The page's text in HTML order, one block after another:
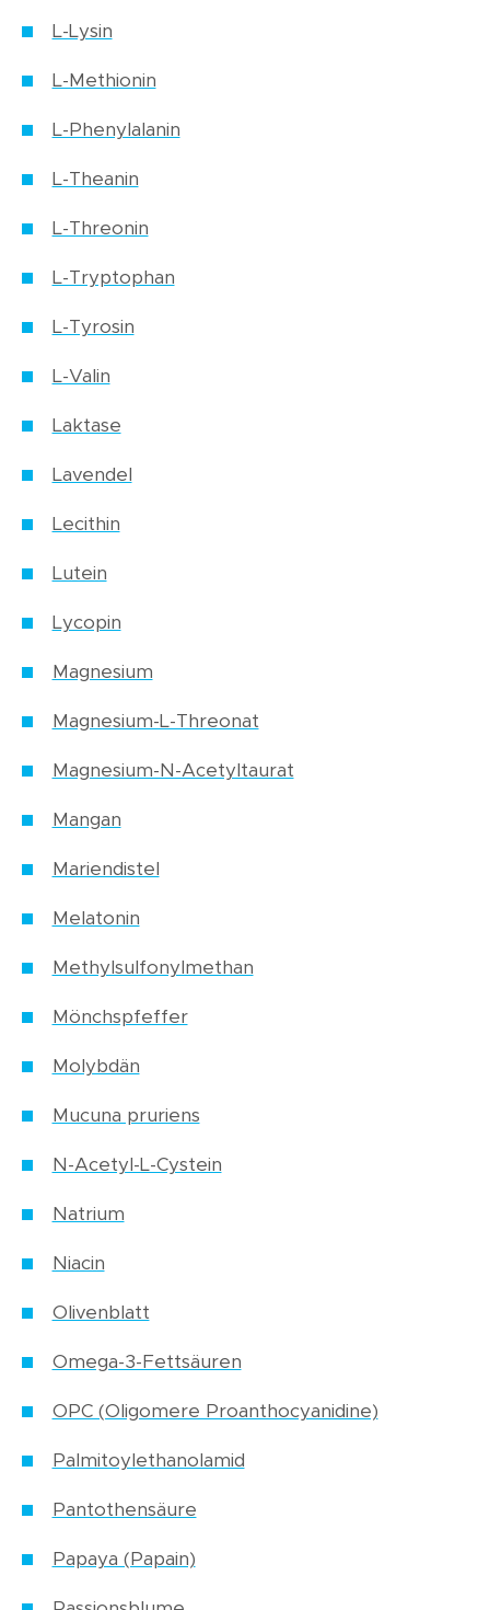
L-Lysin
L-Methionin
L-Phenylalanin
L-Theanin
L-Threonin
L-Tryptophan
L-Tyrosin
L-Valin
Laktase
Lavendel
Lecithin
Lutein
Lycopin
Magnesium
Magnesium-L-Threonat
Magnesium-N-Acetyltaurat
Mangan
Mariendistel
Melatonin
Methylsulfonylmethan
Mönchspfeffer
Molybdän
Mucuna pruriens
N-Acetyl-L-Cystein
Natrium
Niacin
Olivenblatt
Omega-3-Fettsäuren
OPC (Oligomere Proanthocyanidine)
Palmitoylethanolamid
Pantothensäure
Papaya (Papain)